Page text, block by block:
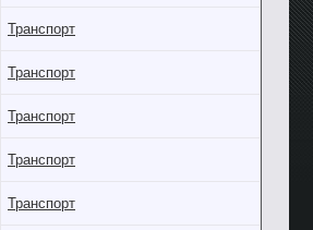
Транспорт
Транспорт
Транспорт
Транспорт
Транспорт